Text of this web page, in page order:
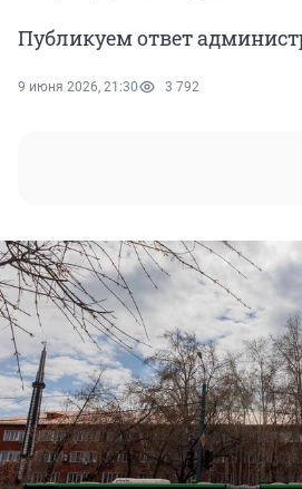
Публикуем ответ
9 июня 2026, 21:30 3 792